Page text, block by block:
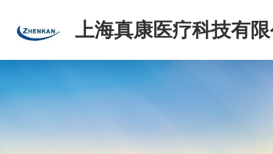
上海真康医疗科技有